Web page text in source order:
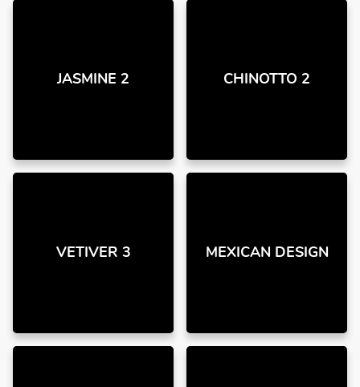
JASMINE 2 CHINOTTO 2
VETIVER 3 MEXICAN DESIGN